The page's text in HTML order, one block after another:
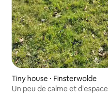
Tiny house ⋅ Finsterwolde
Un peu de calme et d'espace